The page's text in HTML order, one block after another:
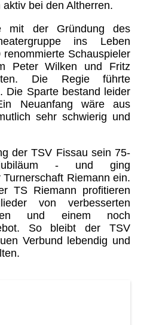
bei den Altherren.
mit der Gründung des
ins Leben
Schauspieler
Peter Wilken und Fritz
Die Regie führte
Die Sparte bestand leider
Neuanfang wäre aus
sehr schwierig und
der TSV Fissau sein 75-
- und ging
Riemann ein.
TS Riemann profitieren
von verbesserten
und einem noch
So bleibt der TSV
Verbund lebendig und